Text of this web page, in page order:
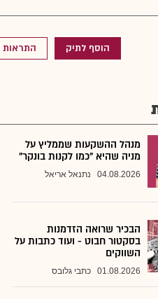
הוסף לתיק התראות
מנהל ההשקעות שממליץ על
מניה שהיא "כמו לקנות בונקר"
04.08.2026 נתנאל אריאל
הבכיר שרואה הזדמנות
בסקטור חבוט - ועוד כתבות על
השווקים
01.08.2026 כתבי גלובס